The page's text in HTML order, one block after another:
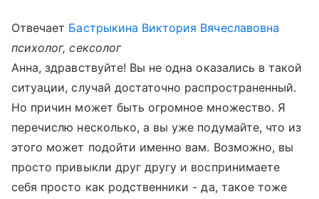
Отвечает Бастрыкина Виктория Вячеславовна
психолог, сексолог
Анна, здравствуйте! Вы не одна оказались в такой
ситуации, случай достаточно распространенный.
Но причин может быть огромное множество. Я
перечислю несколько, а вы уже подумайте, что из
этого может подойти именно вам. Возможно, вы
просто привыкли друг другу и воспринимаете
себя просто как родственники - да, такое тоже